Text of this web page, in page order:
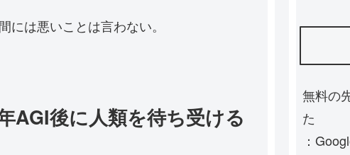
は悪いことは言わない。
AGI後に人類を待ち受ける
無料の
た
：